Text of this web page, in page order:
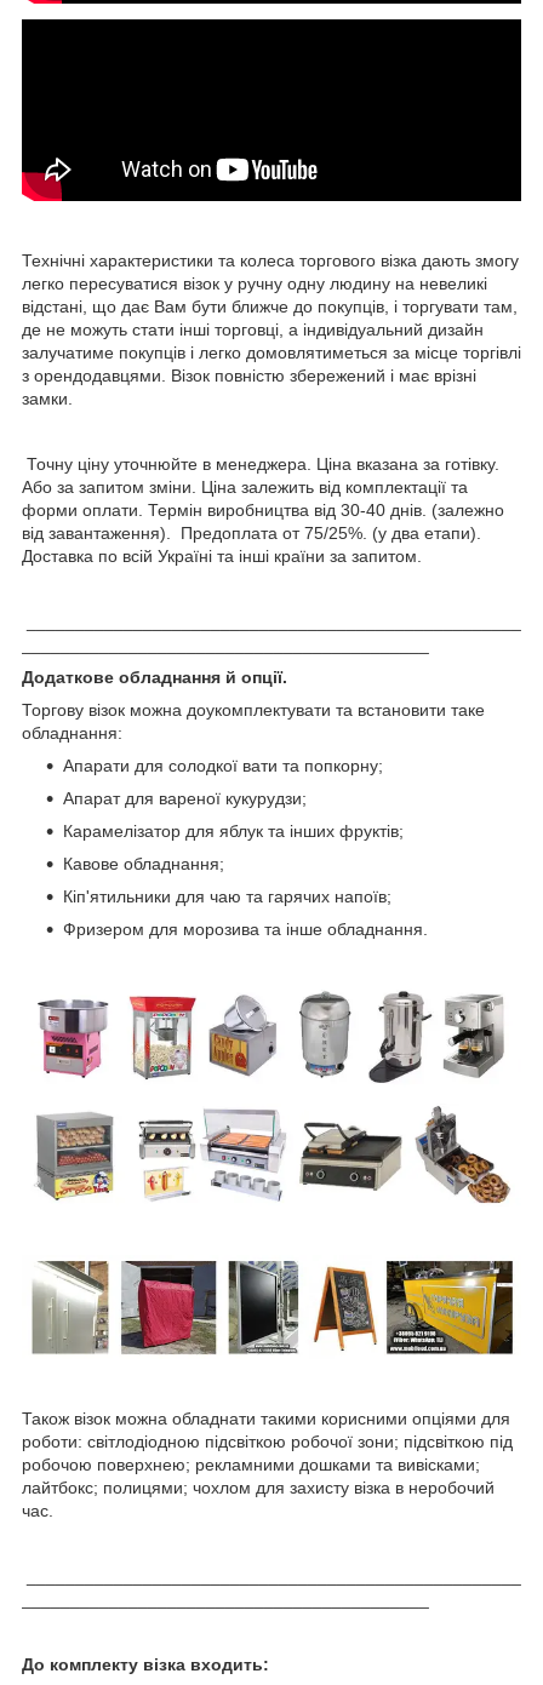
Технічні характеристики та колеса торгового візка дають змогу
легко пересуватися візок у ручну одну людину на невеликі
відстані, що дає Вам бути ближче до покупців, і торгувати там,
де не можуть стати інші торговці, а індивідуальний дизайн
залучатиме покупців і легко домовлятиметься за місце торгівлі
з орендодавцями. Візок повністю збережений і має врізні
замки.
Точну ціну уточнюйте в менеджера. Ціна вказана за готівку.
Або за запитом зміни. Ціна залежить від комплектації та
форми оплати. Термін виробництва від 30-40 днів. (залежно
від завантаження). Предоплата от 75/25%. (у два етапи).
Доставка по всій Україні та інші країни за запитом.
Додаткове обладнання й опції.
Торгову візок можна доукомплектувати та встановити таке
обладнання:
Апарати для солодкої вати та попкорну;
Апарат для вареної кукурудзи;
Карамелізатор для яблук та інших фруктів;
Кавове обладнання;
Кіп'ятильники для чаю та гарячих напоїв;
Фризером для морозива та інше обладнання.
Також візок можна обладнати такими корисними опціями для
роботи: світлодіодною підсвіткою робочої зони; підсвіткою під
робочою поверхнею; рекламними дошками та вивісками;
лайтбокс; полицями; чохлом для захисту візка в неробочий
час.
До комплекту візка входить: